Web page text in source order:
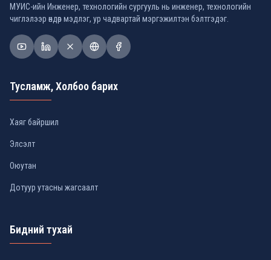
МУИС-ийн Инженер, технологийн сургууль нь инженер, технологийн
чиглэлээр өндөр мэдлэг, ур чадвартай мэргэжилтэн бэлтгэдэг.
Тусламж, Холбоо барих
Хаяг байршил
Элсэлт
Оюутан
Дотуур утасны жагсаалт
Бидний тухай